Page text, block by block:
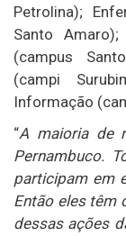
Petrolina);
Santo
(campus
(campi
Informação
“A maioria de
Pernambuco.
participam em
Então eles têm
dessas ações